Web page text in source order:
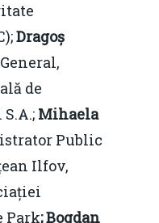
Dragoș
de
Mihaela
Public
Ilfov,
Park;Bogdan